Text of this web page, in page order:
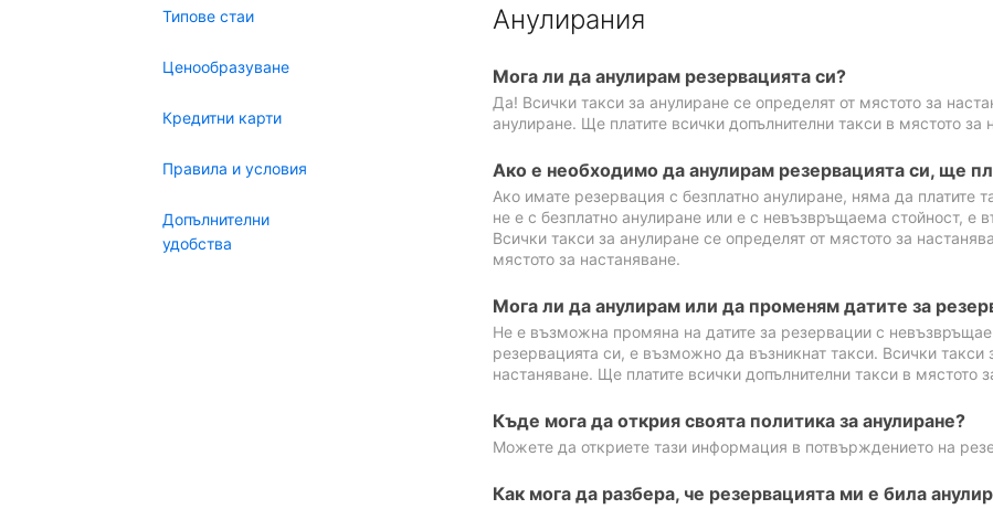
Типове стаи
Ценообразуване
Кредитни карти
Правила и условия
Допълнителни
удобства
Анулирания
Мога ли да анулирам резервацията си?
Да! Всички такси за анулиране се определят от мястото за
анулиране. Ще платите всички допълнителни такси в мястото за
Ако е необходимо да анулирам резервацията си, ще
Ако имате резервация с безплатно анулиране, няма да платите
не е с безплатно анулиране или е с невъзвръщаема стойност, е
Всички такси за анулиране се определят от мястото за
мястото за настаняване.
Мога ли да анулирам или да променям датите за
Не е възможна промяна на датите за резервации с
резервацията си, е възможно да възникнат такси. Всички такси
настаняване. Ще платите всички допълнителни такси в мястото
Къде мога да открия своята политика за анулиране?
Можете да откриете тази информация в потвърждението на
Как мога да разбера, че резервацията ми е била